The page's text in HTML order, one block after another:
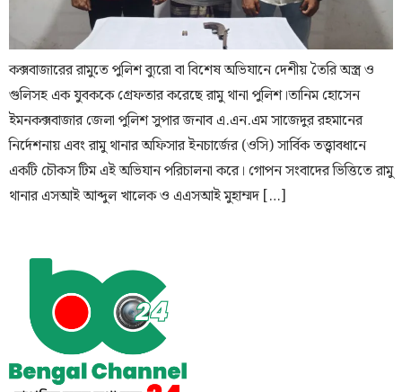
কক্সবাজারের রামুতে পুলিশ ব্যুরো বা বিশেষ অভিযানে দেশীয় তৈরি অস্ত্র ও
গুলিসহ এক যুবককে গ্রেফতার করেছে রামু থানা পুলিশ।তানিম হোসেন
ইমনকক্সবাজার জেলা পুলিশ সুপার জনাব এ.এন.এম সাজেদুর রহমানের
নির্দেশনায় এবং রামু থানার অফিসার ইনচার্জের (ওসি) সার্বিক তত্ত্বাবধানে
একটি চৌকস টিম এই অভিযান পরিচালনা করে। গোপন সংবাদের ভিত্তিতে রামু
থানার এসআই আব্দুল খালেক ও এএসআই মুহাম্মদ […]